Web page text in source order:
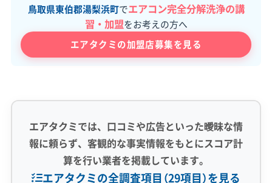
鳥取県東伯郡湯梨浜町でエアコン完全分解洗浄の講
習・加盟をお考えの方へ
エアタクミの加盟店募集を見る
エアタクミでは、口コミや広告といった曖昧な情
報に頼らず、客観的な事実情報をもとにスコア計
算を行い業者を掲載しています。
エアタクミの全調査項目（29項目）を見る